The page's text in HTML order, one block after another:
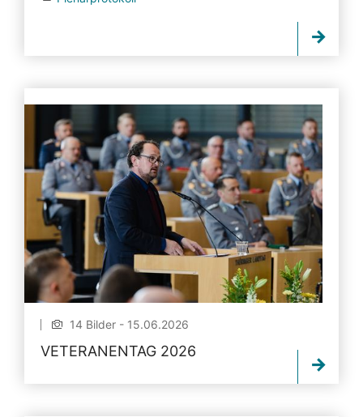
14 Bilder - 15.06.2026
VETERANENTAG 2026